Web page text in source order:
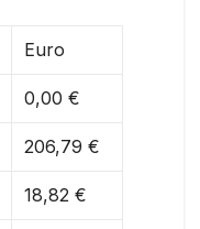
Euro
0,00 €
206,79 €
18,82 €